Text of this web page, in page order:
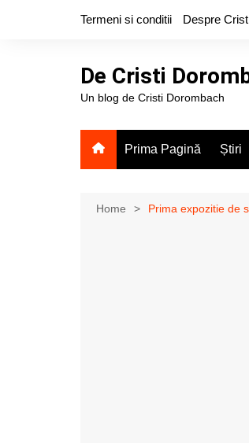
Termeni si conditii Despre
De Cristi
Un blog de Cristi Dorombach
Prima Pagină Știri
Home Prima expozitie de